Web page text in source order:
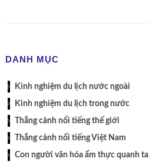
DANH MỤC
Kinh nghiệm du lịch nước ngoài
Kinh nghiệm du lịch trong nước
Thắng cảnh nổi tiếng thế giới
Thắng cảnh nổi tiếng Việt Nam
Con người văn hóa ẩm thực quanh ta